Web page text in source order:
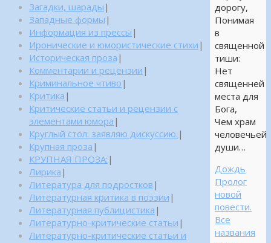
дорогу,
Понимая
в
священной
тиши:
Нет
священней
места для
Бога,
Чем храм
человечьей
души…
Дождь
Пролог
новой
повести.
Все
названия
Загадки, шарады |
Западные формы |
Информация из прессы |
Иронические и юмористические стихи |
Историческая проза |
Комментарии и рецензии |
Криминальное чтиво |
Критика |
Критические статьи и рецензии с
элементами юмора |
Круглый стол: заявляю дискуссию. |
Крупная проза |
КРУПНАЯ ПРОЗА: |
Лирика |
Литература для подростков |
Литературная критика в поэзии |
Литературная публицистика |
Литературно-критические статьи |
Литературно-критические статьи и